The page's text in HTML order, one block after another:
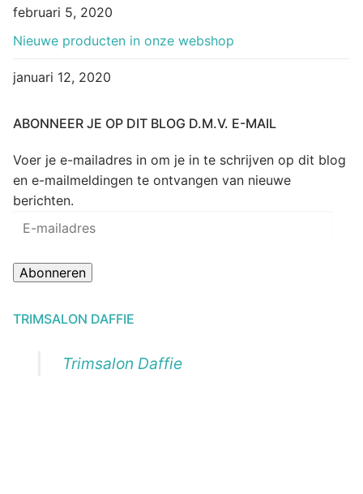
februari 5, 2020
Nieuwe producten in onze webshop
januari 12, 2020
ABONNEER JE OP DIT BLOG D.M.V. E-MAIL
Voer je e-mailadres in om je in te schrijven op dit blog
en e-mailmeldingen te ontvangen van nieuwe
berichten.
E-
Abonneren
TRIMSALON DAFFIE
Trimsalon Daffie